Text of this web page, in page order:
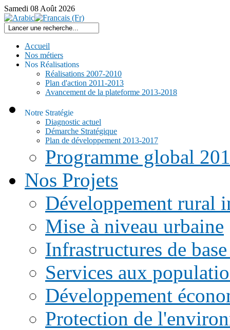
Samedi 08 Août 2026
Accueil
Nos métiers
Nos Réalisations
Réalisations 2007-2010
Plan d'action 2011-2013
Avancement de la plateforme 2013-2018
Notre Stratégie
Diagnostic actuel
Démarche Stratégique
Plan de développement 2013-2017
Programme global
Nos Projets
Développement rural
Mise à niveau urbaine
Infrastructures de
Services aux
Développement
Protection de